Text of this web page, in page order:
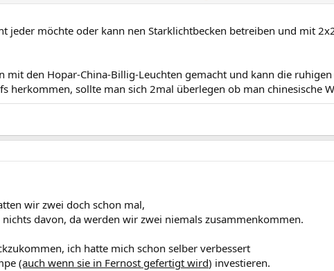
jeder möchte oder kann nen Starklichtbecken betreiben und mit
mit den Hopar-China-Billig-Leuchten gemacht und kann die
herkommen, sollte man sich 2mal überlegen ob man chinesische
wir zwei doch schon mal,
davon, da werden wir zwei niemals zusammenkommen.
ich hatte mich schon selber verbessert
(auch wenn sie in Fernost gefertigt wird) investieren.